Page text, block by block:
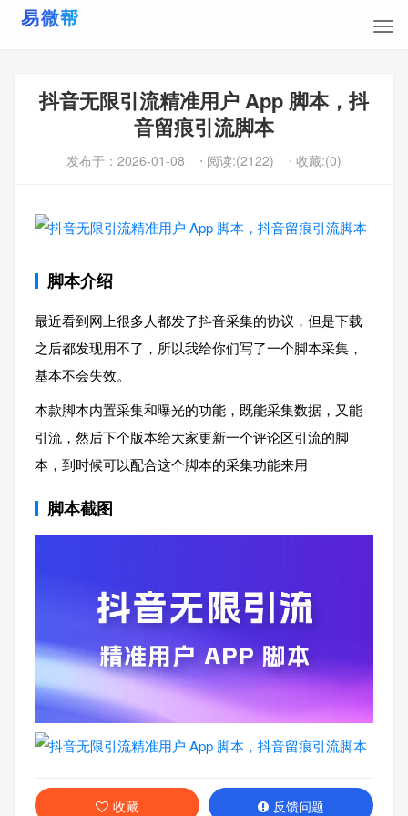
抖音无限引流精准用户 App 脚本，抖
音留痕引流脚本
发布于： 2026-01-08 ⋅ 阅读:(2122) ⋅ 收藏:(0)
脚本介绍
最近看到网上很多人都发了抖音采集的协议，但是下载
之后都发现用不了，所以我给你们写了一个脚本采集，
基本不会失效。
本款脚本内置采集和曝光的功能，既能采集数据，又能
引流，然后下个版本给大家更新一个评论区引流的脚
本，到时候可以配合这个脚本的采集功能来用
脚本截图
收藏 反馈问题